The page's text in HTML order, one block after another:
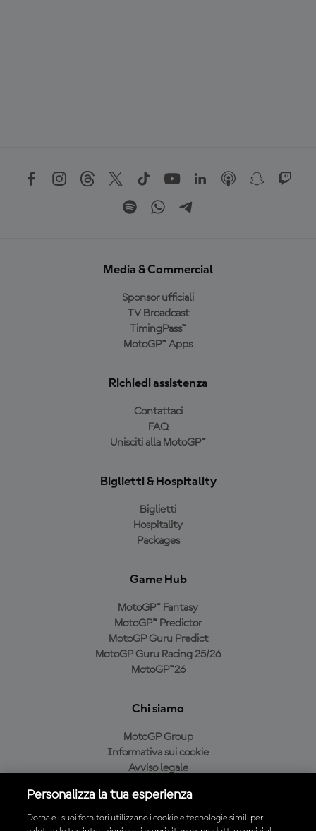
Media & Commercial
Sponsor ufficiali
TV Broadcast
TimingPass™
MotoGP™ Apps
Richiedi assistenza
Contattaci
FAQ
Unisciti alla MotoGP™
Biglietti & Hospitality
Biglietti
Hospitality
Packages
Game Hub
MotoGP™ Fantasy
MotoGP™ Predictor
MotoGP Guru Predict
MotoGP Guru Racing 25/26
MotoGP™26
Chi siamo
MotoGP Group
Informativa sui cookie
Avviso legale
Condizioni di acquisto
Personalizza la tua esperienza
Dorna e i suoi fornitori utilizzano i cookie e tecnologie simili per